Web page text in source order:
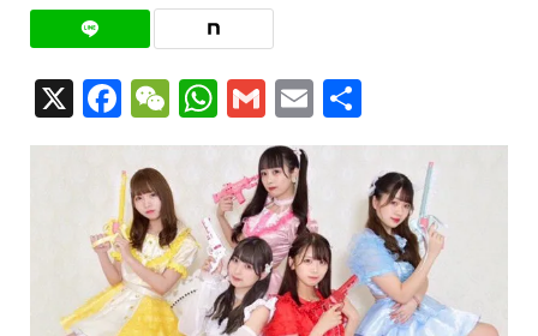
X Facebook
WeChat
WhatsApp
GmailEmail
有